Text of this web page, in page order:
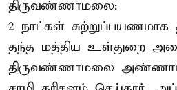
திருவண்ணாமலை:
2 நாட்கள் சுற்றுப்பயணமாக
தந்த மத்திய உள்துறை
திருவண்ணாமலை